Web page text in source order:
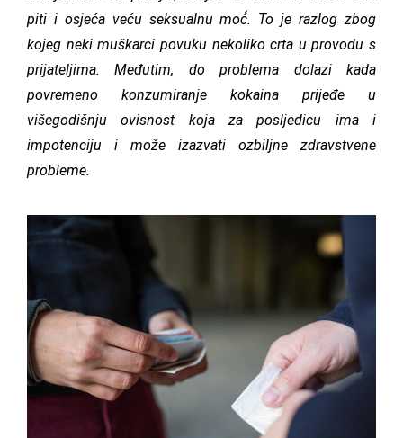
piti i osjeća veću seksualnu moć́. To je razlog zbog
kojeg neki muškarci povuku nekoliko crta u provodu s
prijateljima. Međutim, do problema dolazi kada
povremeno konzumiranje kokaina prijeđe u
višegodišnju ovisnost koja za posljedicu ima i
impotenciju i može izazvati ozbiljne zdravstvene
probleme.